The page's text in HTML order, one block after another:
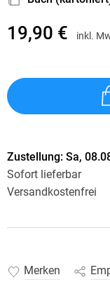
19,90 € inkl.
Zustellung: Sa,
Sofort lieferbar
Versandkostenfrei
Merken